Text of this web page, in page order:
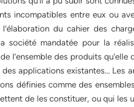
incompatibles entre eux ou
du cahier des
société mandatée pour la
l’ensemble des produits
applications existantes… Les
définies comme des
de les constituer, ou qui les